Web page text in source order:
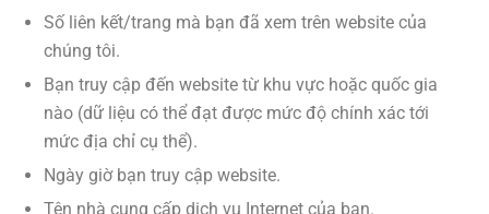
Số liên kết/trang mà bạn đã xem trên website của
chúng tôi.
Bạn truy cập đến website từ khu vực hoặc quốc gia
nào (dữ liệu có thể đạt được mức độ chính xác tới
mức địa chỉ cụ thể).
Ngày giờ bạn truy cập website.
Tên nhà cung cấp dịch vụ Internet của bạn.